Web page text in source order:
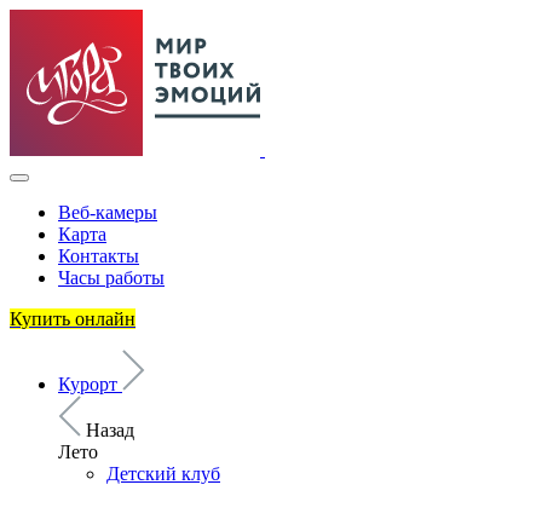
Веб-камеры
Карта
Контакты
Часы работы
Купить онлайн
Курорт
Назад
Лето
Детский клуб